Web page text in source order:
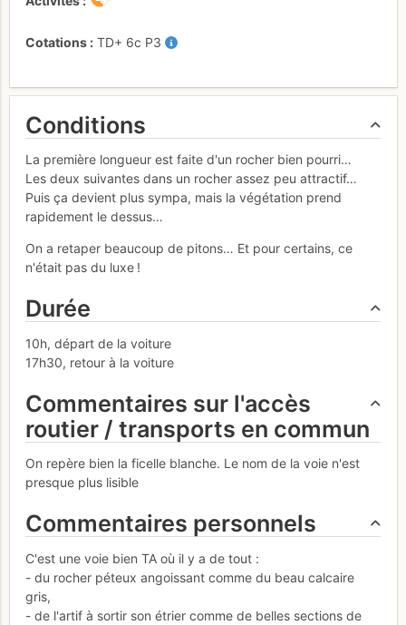
Cotations TD+ 6c P3
Conditions
La première longueur est faite d'un rocher bien pourri…
Les deux suivantes dans un rocher assez peu attractif…
Puis ça devient plus sympa, mais la végétation prend
rapidement le dessus…
On a retaper beaucoup de pitons… Et pour certains, ce
n'était pas du luxe !
Durée
10h, départ de la voiture
17h30, retour à la voiture
Commentaires sur l'accès
routier / transports en commun
On repère bien la ficelle blanche. Le nom de la voie n'est
presque plus lisible
Commentaires personnels
C'est une voie bien TA où il y a de tout :
- du rocher péteux angoissant comme du beau calcaire
gris,
- de l'artif à sortir son étrier comme de belles sections de